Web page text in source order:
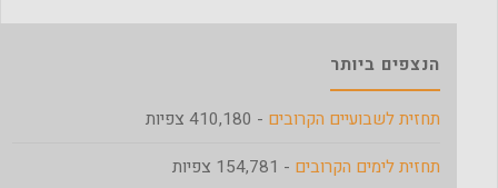
הנצפים ביותר
תחזית לשבועיים הקרובים - 410,180 צפיות
תחזית לימים הקרובים - 154,781 צפיות